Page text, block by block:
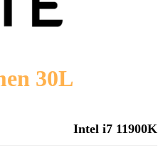
30L
Intel i7 11900K